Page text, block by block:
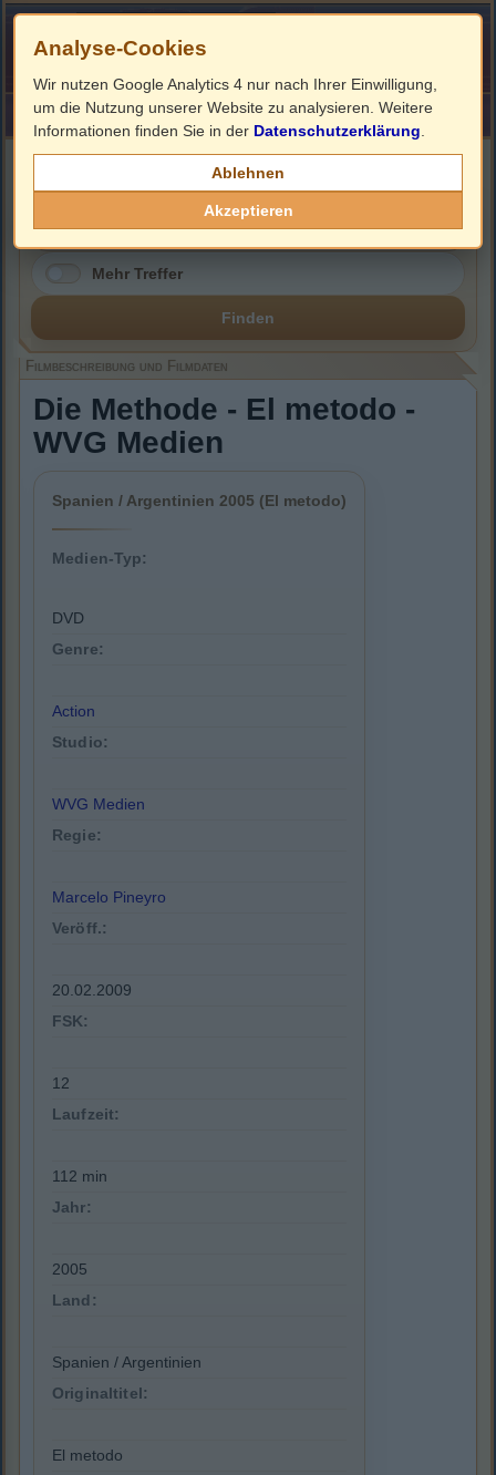
HOME ImpressumLinks
Filmbeschreibung, Cover & DVD Infos
Mehr Treffer
Finden
Filmbeschreibung und Filmdaten
Die Methode - El metodo -
WVG Medien
Spanien / Argentinien 2005 (El metodo)
Medien-Typ:
DVD
Genre:
Action
Studio:
WVG Medien
Regie:
Marcelo Pineyro
Veröff.:
20.02.2009
FSK:
12
Laufzeit:
112 min
Jahr:
2005
Land:
Spanien / Argentinien
Originaltitel:
El metodo
Analyse-Cookies
Wir nutzen Google Analytics 4 nur nach Ihrer Einwilligung,
um die Nutzung unserer Website zu analysieren. Weitere
Informationen finden Sie in der Datenschutzerklärung
Ablehnen
Akzeptieren